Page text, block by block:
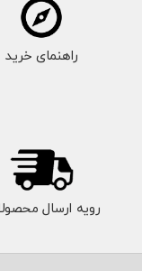
راهنمای خرید
رویه ارسال